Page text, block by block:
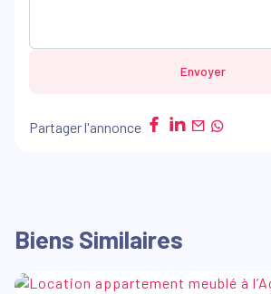
Envoyer
Partager l'annonce
Biens Similaires